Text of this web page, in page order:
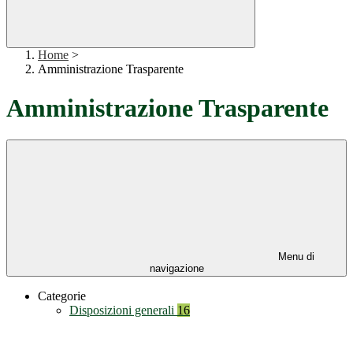
Home >
Amministrazione Trasparente
Amministrazione Trasparente
Menu di
navigazione
Categorie
Disposizioni generali 16